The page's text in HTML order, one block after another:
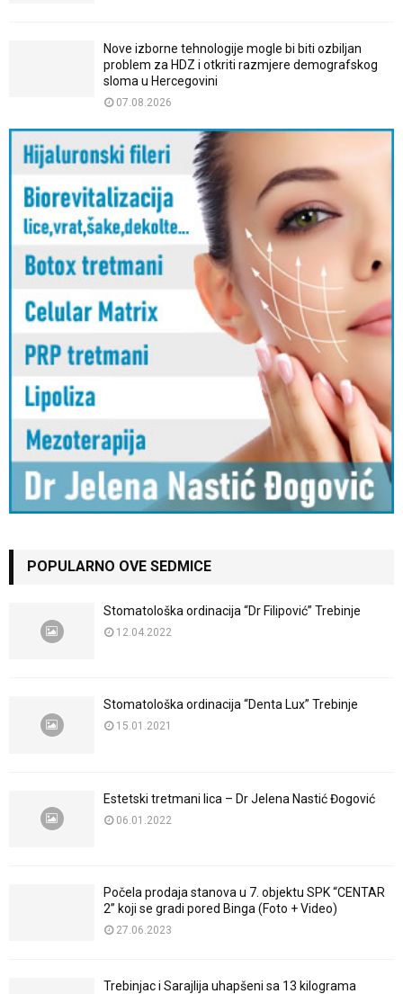
Nove izborne tehnologije mogle bi biti ozbiljan
problem za HDZ i otkriti razmjere demografskog
sloma u Hercegovini
07.08.2026
POPULARNO OVE SEDMICE
Stomatološka ordinacija “Dr Filipović” Trebinje
12.04.2022
Stomatološka ordinacija “Denta Lux” Trebinje
15.01.2021
Estetski tretmani lica – Dr Jelena Nastić Đogović
06.01.2022
Počela prodaja stanova u 7. objektu SPK “CENTAR
2” koji se gradi pored Binga (Foto + Video)
27.06.2023
Trebinjac i Sarajlija uhapšeni sa 13 kilograma